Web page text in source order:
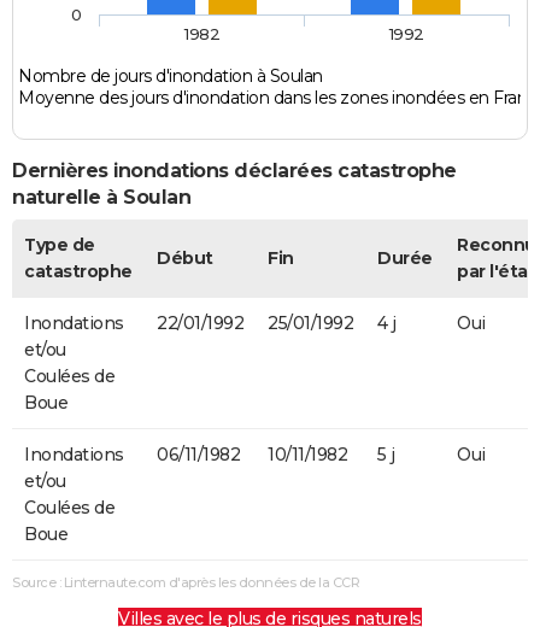
Nombre de jours d'inondation à Soulan
Moyenne des jours d'inondation dans les zones inondées en
1982 1992
0
Dernières inondations déclarées catastrophe
naturelle à Soulan
Type de
catastrophe
Début Fin Durée
par l'état
Inondations
et/ou
Coulées de
Boue
22/01/1992 25/01/1992 4 j Oui
Inondations
et/ou
Coulées de
Boue
06/11/1982 10/11/1982 5 j Oui
Source : Linternaute.com d'après les données de la CCR
Villes avec le plus de risques naturels